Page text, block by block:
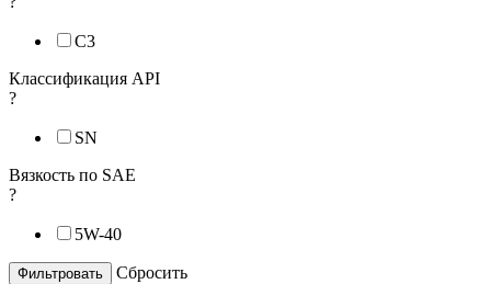
C3
Классификация API
?
SN
Вязкость по SAE
?
5W-40
Cбросить